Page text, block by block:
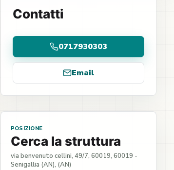
Contatti
0717930303
Email
POSIZIONE
Cerca la struttura
via benvenuto cellini, 49/7, 60019, 60019 -
Senigallia (AN), (AN)